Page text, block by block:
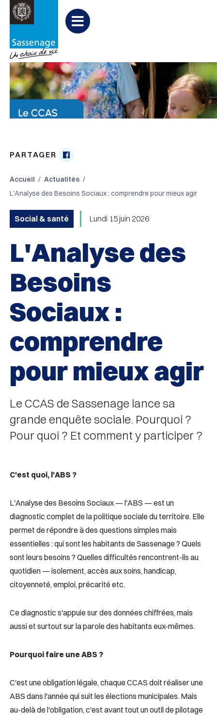
Aller à la recherche
PARTAGER Partager
Facebook
Accueil
Actualités
L'Analyse des Besoins Sociaux : comprendre pour mieux agir
Social & santé Lundi 15 juin 2026
L'Analyse des
Besoins
Sociaux :
comprendre
pour mieux agir
Le CCAS de Sassenage lance sa
grande enquête sociale. Pourquoi ?
Pour quoi ? Et comment y participer ?
C'est quoi, l'ABS ?
L'Analyse des Besoins Sociaux — l'ABS — est un
diagnostic complet de la politique sociale du territoire. Elle
permet de répondre à des questions simples mais
essentielles : qui sont les habitants de Sassenage ? Quels
sont leurs besoins ? Quelles difficultés rencontrent-ils au
quotidien — isolement, accès aux soins, handicap,
citoyenneté, emploi, précarité etc.
Ce diagnostic s'appuie sur des données chiffrées, mais
aussi et surtout sur la parole des habitants eux-mêmes.
Pourquoi faire une ABS ?
C'est une obligation légale, chaque CCAS doit réaliser une
ABS dans l'année qui suit les élections municipales. Mais
au-delà de l'obligation, c'est avant tout un outil de pilotage